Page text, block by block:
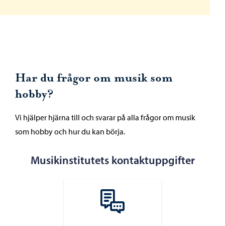
Har du frågor om musik som
hobby?
Vi hjälper hjärna till och svarar på alla frågor om musik
som hobby och hur du kan börja.
Musikinstitutets kontaktuppgifter